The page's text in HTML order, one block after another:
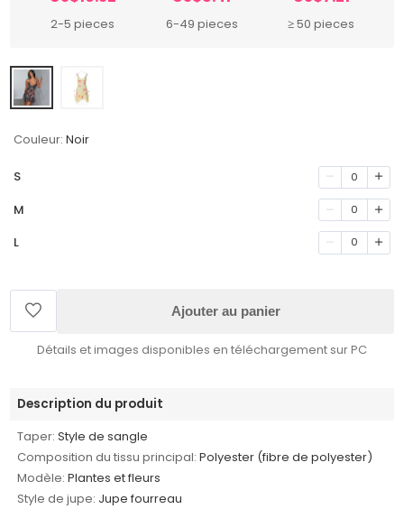
2-5 pieces 6-49 pieces ≥ 50 pieces
Couleur: Noir
S 0
M 0
L 0
Ajouter au panier
Détails et images disponibles en téléchargement sur PC
Description du produit
Taper: Style de sangle
Composition du tissu principal: Polyester (fibre de polyester)
Modèle: Plantes et fleurs
Style de jupe: Jupe fourreau